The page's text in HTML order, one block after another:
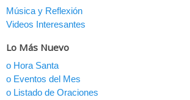
Música y Reflexión
Videos Interesantes
Lo Más Nuevo
o Hora Santa
o Eventos del Mes
o Listado de Oraciones